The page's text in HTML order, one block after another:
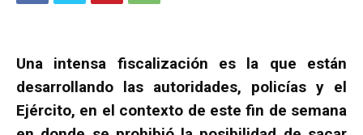
Una intensa fiscalización es la que están
desarrollando las autoridades, policías y el
Ejército, en el contexto de este fin de semana